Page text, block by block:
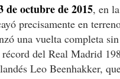
de octubre de 2015, en
precisamente en
una vuelta completa
del Real Madrid
Leo Beenhakker,